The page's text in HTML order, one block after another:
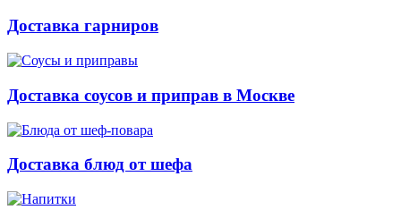
Доставка гарниров
Доставка соусов и приправ в Москве
Доставка блюд от шефа